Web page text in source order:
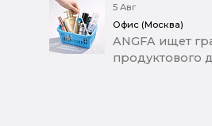
5 Авг
Офис (Москва)
ANGFA ищет
продуктового